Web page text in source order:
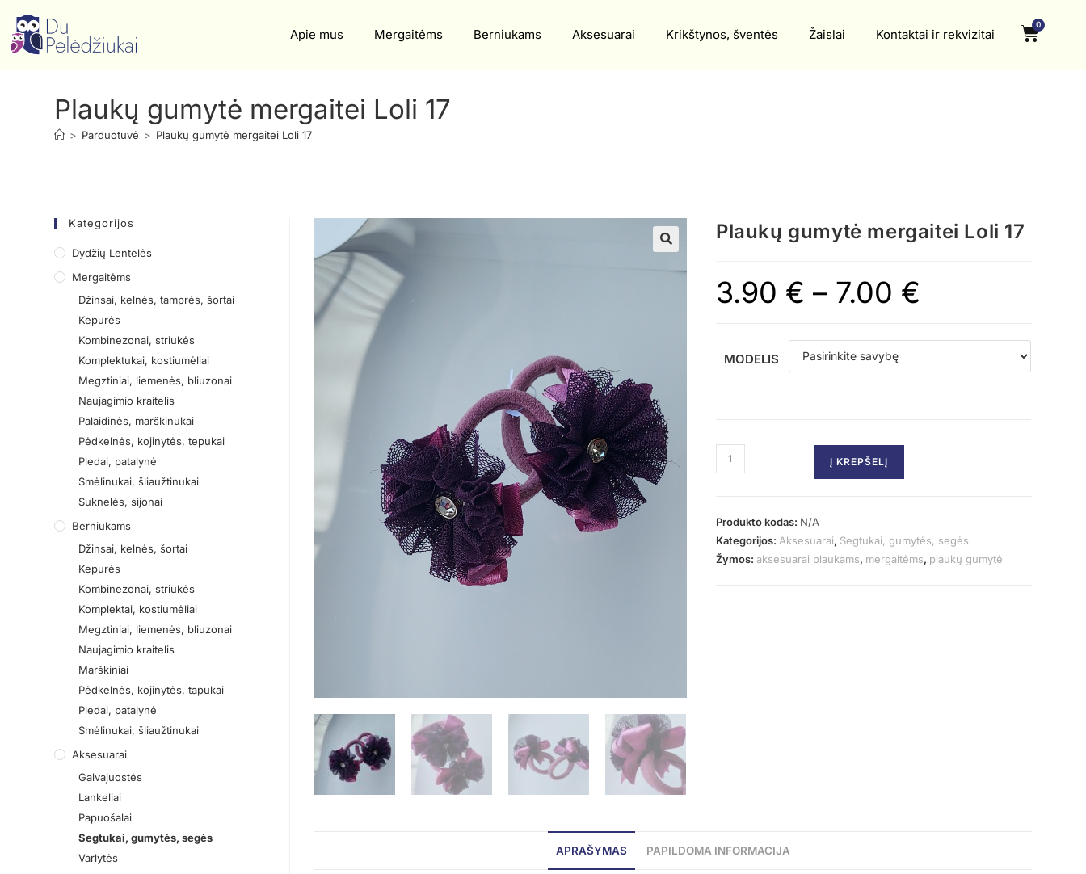
Apie mus Mergaitėms Berniukams Aksesuarai Krikštynos, šventės Žaislai Kontaktai ir rekvizitai
0
Plaukų gumytė mergaitei Loli 17
> Parduotuvė > Plaukų gumytė mergaitei Loli 17
Plaukų gumytė mergaitei Loli 17
3.90 € – 7.00 €
MODELIS
Į KREPŠELĮ
Produkto kodas: N/A
Kategorijos: Aksesuarai, Segtukai, gumytės, segės
Žymos: aksesuarai plaukams, mergaitėms, plaukų gumytė
APRAŠYMAS PAPILDOMA INFORMACIJA
Kategorijos
Dydžių Lentelės
Mergaitėms
Džinsai, kelnės, tamprės, šortai
Kepurės
Kombinezonai, striukės
Komplektukai, kostiumėliai
Megztiniai, liemenės, bliuzonai
Naujagimio kraitelis
Palaidinės, marškinukai
Pėdkelnės, kojinytės, tepukai
Pledai, patalynė
Smėlinukai, šliaužtinukai
Suknelės, sijonai
Berniukams
Džinsai, kelnės, šortai
Kepurės
Kombinezonai, striukės
Komplektai, kostiumėliai
Megztiniai, liemenės, bliuzonai
Naujagimio kraitelis
Marškiniai
Pėdkelnės, kojinytės, tapukai
Pledai, patalynė
Smėlinukai, šliaužtinukai
Aksesuarai
Galvajuostės
Lankeliai
Papuošalai
Segtukai, gumytės, segės
Varlytės